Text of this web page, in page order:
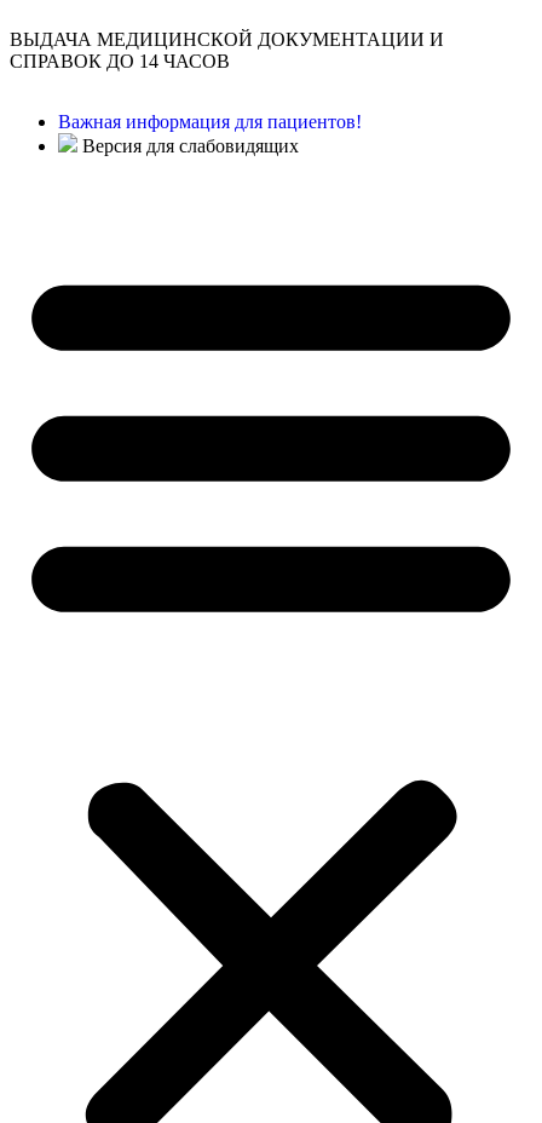
ВЫДАЧА МЕДИЦИНСКОЙ ДОКУМЕНТАЦИИ И
СПРАВОК ДО 14 ЧАСОВ
Важная информация для пациентов!
Версия для слабовидящих